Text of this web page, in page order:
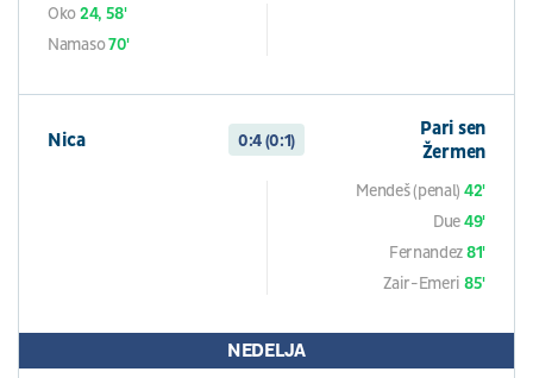
Oko24, 58'
Namaso70'
Nica 0:4 (0:1)
Pari sen
Žermen
Mendeš (penal) 42'
Due49'
Fernandez81'
Zair-Emeri 85'
NEDELJA